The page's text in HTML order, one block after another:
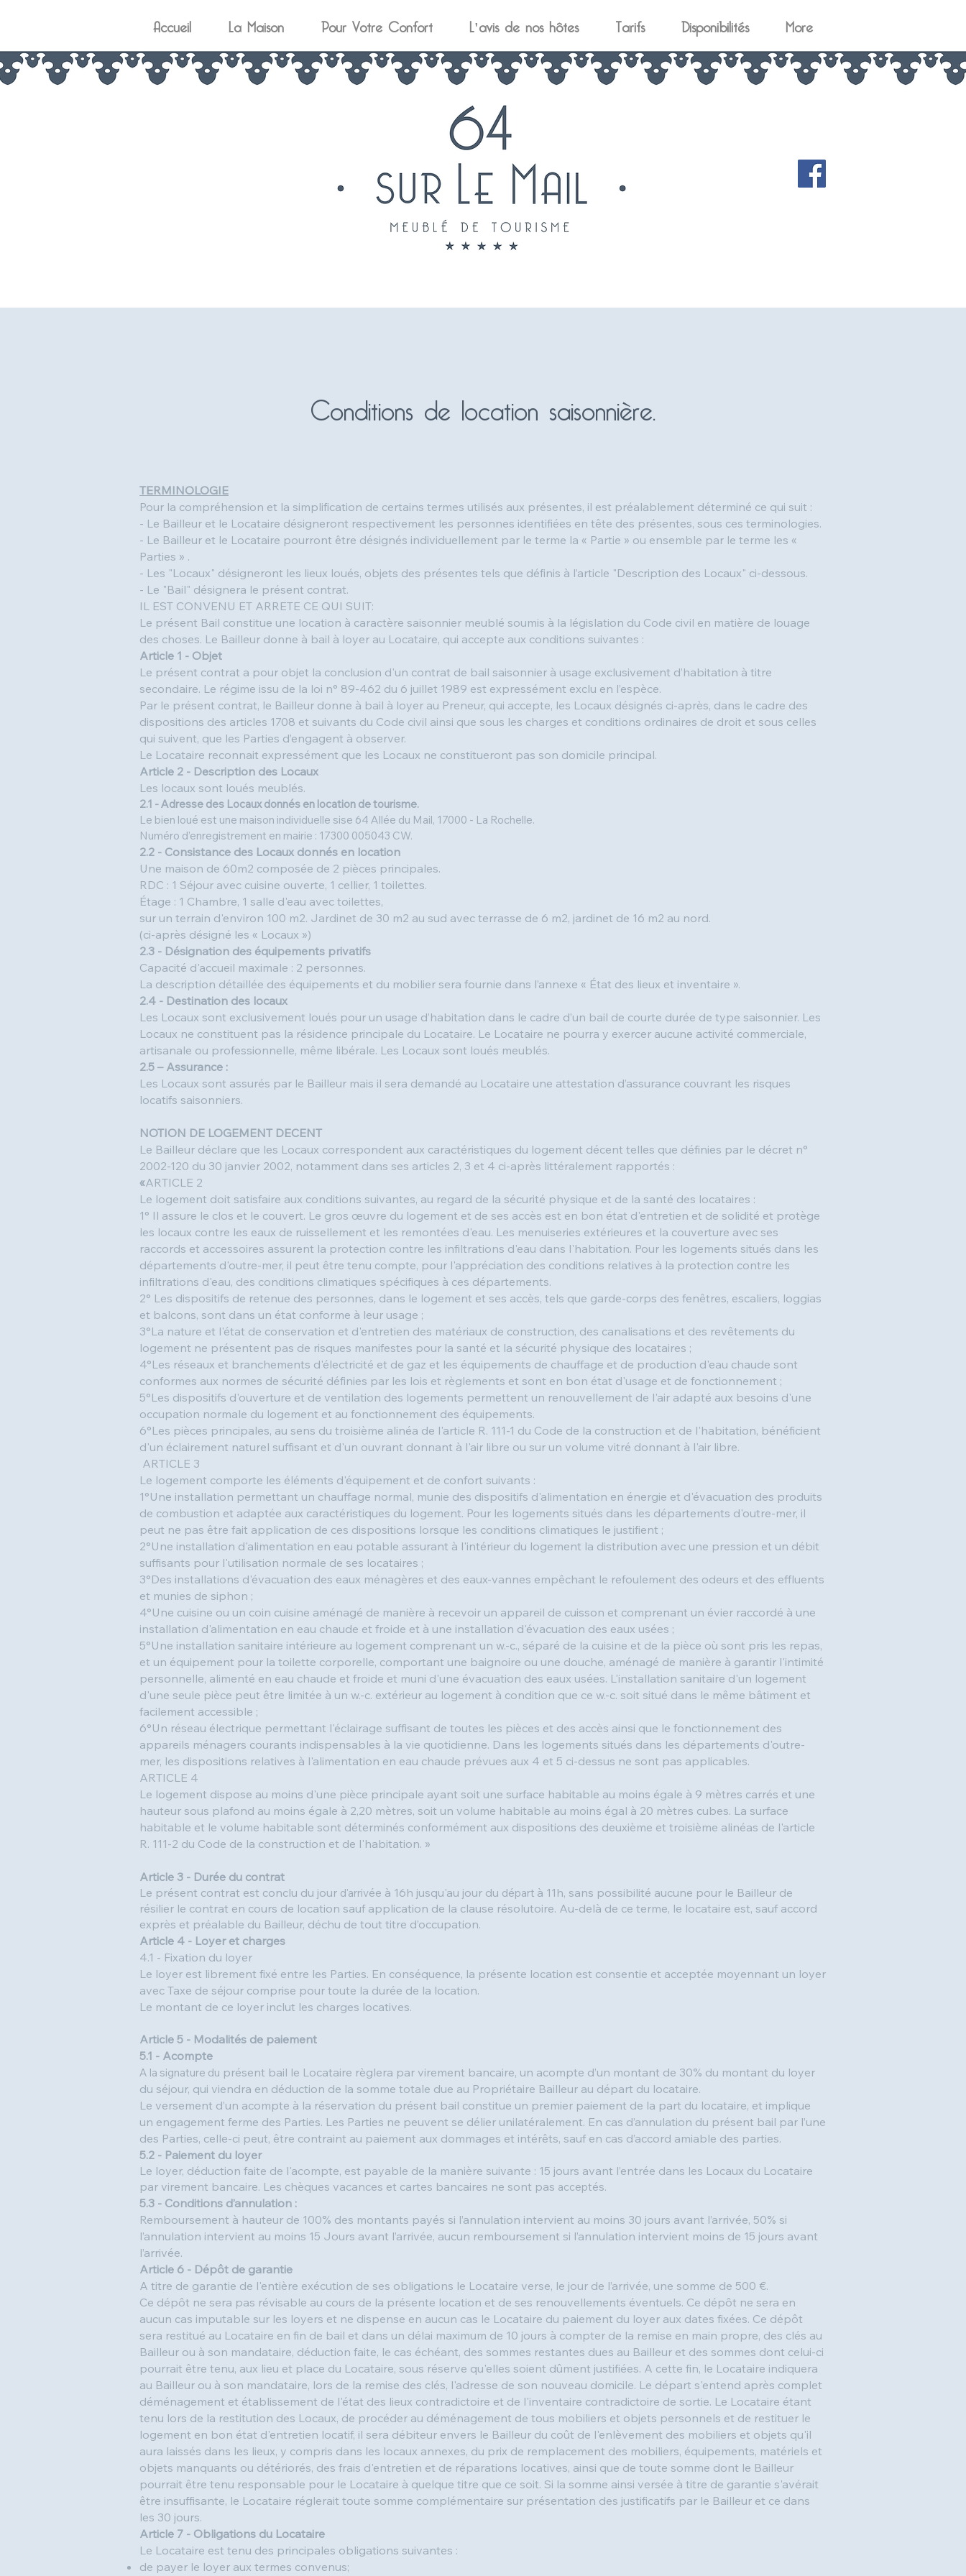
Accueil La Maison Pour Votre Confort L'avis de nos hôtes Tarifs Disponibilités More
64 Sur le Mail
Meublé de Tourisme, maison de vacances
Conditions de location saisonnière.
TERMINOLOGIE
Pour la compréhension et la simplification de certains termes utilisés aux présentes, il est préalablement déterminé ce qui suit :
- Le Bailleur et le Locataire désigneront respectivement les personnes identifiées en tête des présentes, sous ces terminologies.
- Le Bailleur et le Locataire pourront être désignés individuellement par le terme la « Partie » ou ensemble par le terme les «
Parties » .
- Les "Locaux" désigneront les lieux loués, objets des présentes tels que définis à l’article "Description des Locaux" ci-dessous.
- Le "Bail" désignera le présent contrat.
IL EST CONVENU ET ARRETE CE QUI SUIT:
Le présent Bail constitue une location à caractère saisonnier meublé soumis à la législation du Code civil en matière de louage
des choses. Le Bailleur donne à bail à loyer au Locataire, qui accepte aux conditions suivantes :
Article 1 - Objet
Le présent contrat a pour objet la conclusion d'un contrat de bail saisonnier à usage exclusivement d’habitation à titre
secondaire. Le régime issu de la loi n° 89-462 du 6 juillet 1989 est expressément exclu en l’espèce.
Par le présent contrat, le Bailleur donne à bail à loyer au Preneur, qui accepte, les Locaux désignés ci-après, dans le cadre des
dispositions des articles 1708 et suivants du Code civil ainsi que sous les charges et conditions ordinaires de droit et sous celles
qui suivent, que les Parties d’engagent à observer.
Le Locataire reconnait expressément que les Locaux ne constitueront pas son domicile principal.
Article 2 - Description des Locaux
Les locaux sont loués meublés.
2.1 - Adresse des Locaux donnés en location de tourisme.
Le bien loué est une maison individuelle sise 64 Allée du Mail, 17000 - La Rochelle.
Numéro d’enregistrement en mairie : 17300 005043 CW.
2.2 - Consistance des Locaux donnés en location
Une maison de 60m2 composée de 2 pièces principales.
RDC : 1 Séjour avec cuisine ouverte, 1 cellier, 1 toilettes.
Étage : 1 Chambre, 1 salle d'eau avec toilettes,
sur un terrain d'environ 100 m2. Jardinet de 30 m2 au sud avec terrasse de 6 m2, jardinet de 16 m2 au nord.
(ci-après désigné les « Locaux »)
2.3 - Désignation des équipements privatifs
Capacité d'accueil maximale : 2 personnes.
La description détaillée des équipements et du mobilier sera fournie dans l’annexe « État des lieux et inventaire ».
2.4 - Destination des locaux
Les Locaux sont exclusivement loués pour un usage d’habitation dans le cadre d’un bail de courte durée de type saisonnier. Les
Locaux ne constituent pas la résidence principale du Locataire. Le Locataire ne pourra y exercer aucune activité commerciale,
artisanale ou professionnelle, même libérale. Les Locaux sont loués meublés.
2.5 – Assurance :
Les Locaux sont assurés par le Bailleur mais il sera demandé au Locataire une attestation d’assurance couvrant les risques
locatifs saisonniers.
NOTION DE LOGEMENT DECENT
Le Bailleur déclare que les Locaux correspondent aux caractéristiques du logement décent telles que définies par le décret n°
2002-120 du 30 janvier 2002, notamment dans ses articles 2, 3 et 4 ci-après littéralement rapportés :
«ARTICLE 2
Le logement doit satisfaire aux conditions suivantes, au regard de la sécurité physique et de la santé des locataires :
1° Il assure le clos et le couvert. Le gros œuvre du logement et de ses accès est en bon état d'entretien et de solidité et protège
les locaux contre les eaux de ruissellement et les remontées d'eau. Les menuiseries extérieures et la couverture avec ses
raccords et accessoires assurent la protection contre les infiltrations d'eau dans l'habitation. Pour les logements situés dans les
départements d'outre-mer, il peut être tenu compte, pour l'appréciation des conditions relatives à la protection contre les
infiltrations d'eau, des conditions climatiques spécifiques à ces départements.
2° Les dispositifs de retenue des personnes, dans le logement et ses accès, tels que garde-corps des fenêtres, escaliers, loggias
et balcons, sont dans un état conforme à leur usage ;
3°La nature et l'état de conservation et d'entretien des matériaux de construction, des canalisations et des revêtements du
logement ne présentent pas de risques manifestes pour la santé et la sécurité physique des locataires ;
4°Les réseaux et branchements d'électricité et de gaz et les équipements de chauffage et de production d'eau chaude sont
conformes aux normes de sécurité définies par les lois et règlements et sont en bon état d'usage et de fonctionnement ;
5°Les dispositifs d'ouverture et de ventilation des logements permettent un renouvellement de l'air adapté aux besoins d'une
occupation normale du logement et au fonctionnement des équipements.
6°Les pièces principales, au sens du troisième alinéa de l'article R. 111-1 du Code de la construction et de l'habitation, bénéficient
d'un éclairement naturel suffisant et d'un ouvrant donnant à l'air libre ou sur un volume vitré donnant à l'air libre.
ARTICLE 3
Le logement comporte les éléments d'équipement et de confort suivants :
1°Une installation permettant un chauffage normal, munie des dispositifs d'alimentation en énergie et d'évacuation des produits
de combustion et adaptée aux caractéristiques du logement. Pour les logements situés dans les départements d'outre-mer, il
peut ne pas être fait application de ces dispositions lorsque les conditions climatiques le justifient ;
2°Une installation d'alimentation en eau potable assurant à l'intérieur du logement la distribution avec une pression et un débit
suffisants pour l'utilisation normale de ses locataires ;
3°Des installations d'évacuation des eaux ménagères et des eaux-vannes empêchant le refoulement des odeurs et des effluents
et munies de siphon ;
4°Une cuisine ou un coin cuisine aménagé de manière à recevoir un appareil de cuisson et comprenant un évier raccordé à une
installation d'alimentation en eau chaude et froide et à une installation d'évacuation des eaux usées ;
5°Une installation sanitaire intérieure au logement comprenant un w.-c., séparé de la cuisine et de la pièce où sont pris les repas,
et un équipement pour la toilette corporelle, comportant une baignoire ou une douche, aménagé de manière à garantir l'intimité
personnelle, alimenté en eau chaude et froide et muni d'une évacuation des eaux usées. L'installation sanitaire d'un logement
d'une seule pièce peut être limitée à un w.-c. extérieur au logement à condition que ce w.-c. soit situé dans le même bâtiment et
facilement accessible ;
6°Un réseau électrique permettant l'éclairage suffisant de toutes les pièces et des accès ainsi que le fonctionnement des
appareils ménagers courants indispensables à la vie quotidienne. Dans les logements situés dans les départements d'outre-
mer, les dispositions relatives à l'alimentation en eau chaude prévues aux 4 et 5 ci-dessus ne sont pas applicables.
ARTICLE 4
Le logement dispose au moins d'une pièce principale ayant soit une surface habitable au moins égale à 9 mètres carrés et une
hauteur sous plafond au moins égale à 2,20 mètres, soit un volume habitable au moins égal à 20 mètres cubes. La surface
habitable et le volume habitable sont déterminés conformément aux dispositions des deuxième et troisième alinéas de l'article
R. 111-2 du Code de la construction et de l'habitation. »
Article 3 - Durée du contrat
Le présent contrat est conclu du jour d'arrivée à 16h jusqu'au jour du départ à 11h, sans possibilité aucune pour le Bailleur de
résilier le contrat en cours de location sauf application de la clause résolutoire. Au-delà de ce terme, le locataire est, sauf accord
exprès et préalable du Bailleur, déchu de tout titre d’occupation.
Article 4 - Loyer et charges
4.1 - Fixation du loyer
Le loyer est librement fixé entre les Parties. En conséquence, la présente location est consentie et acceptée moyennant un loyer
avec Taxe de séjour comprise pour toute la durée de la location.
Le montant de ce loyer inclut les charges locatives.
Article 5 - Modalités de paiement
5.1 - Acompte
A la signature du présent bail le Locataire règlera par virement bancaire, un acompte d’un montant de 30% du montant du loyer
du séjour, qui viendra en déduction de la somme totale due au Propriétaire Bailleur au départ du locataire.
Le versement d’un acompte à la réservation du présent bail constitue un premier paiement de la part du locataire, et implique
un engagement ferme des Parties. Les Parties ne peuvent se délier unilatéralement. En cas d’annulation du présent bail par l’une
des Parties, celle-ci peut, être contraint au paiement aux dommages et intérêts, sauf en cas d’accord amiable des parties.
5.2 - Paiement du loyer
Le loyer, déduction faite de l'acompte, est payable de la manière suivante : 15 jours avant l’entrée dans les Locaux du Locataire
par virement bancaire. Les chèques vacances et cartes bancaires ne sont pas acceptés.
5.3 - Conditions d’annulation :
Remboursement à hauteur de 100% des montants payés si l’annulation intervient au moins 30 jours avant l’arrivée, 50% si
l’annulation intervient au moins 15 Jours avant l’arrivée, aucun remboursement si l’annulation intervient moins de 15 jours avant
l’arrivée.
Article 6 - Dépôt de garantie
A titre de garantie de l'entière exécution de ses obligations le Locataire verse, le jour de l’arrivée, une somme de 500 €.
Ce dépôt ne sera pas révisable au cours de la présente location et de ses renouvellements éventuels. Ce dépôt ne sera en
aucun cas imputable sur les loyers et ne dispense en aucun cas le Locataire du paiement du loyer aux dates fixées. Ce dépôt
sera restitué au Locataire en fin de bail et dans un délai maximum de 10 jours à compter de la remise en main propre, des clés au
Bailleur ou à son mandataire, déduction faite, le cas échéant, des sommes restantes dues au Bailleur et des sommes dont celui-ci
pourrait être tenu, aux lieu et place du Locataire, sous réserve qu'elles soient dûment justifiées. A cette fin, le Locataire indiquera
au Bailleur ou à son mandataire, lors de la remise des clés, l'adresse de son nouveau domicile. Le départ s'entend après complet
déménagement et établissement de l'état des lieux contradictoire et de l'inventaire contradictoire de sortie. Le Locataire étant
tenu lors de la restitution des Locaux, de procéder au déménagement de tous mobiliers et objets personnels et de restituer le
logement en bon état d'entretien locatif, il sera débiteur envers le Bailleur du coût de l'enlèvement des mobiliers et objets qu'il
aura laissés dans les lieux, y compris dans les locaux annexes, du prix de remplacement des mobiliers, équipements, matériels et
objets manquants ou détériorés, des frais d'entretien et de réparations locatives, ainsi que de toute somme dont le Bailleur
pourrait être tenu responsable pour le Locataire à quelque titre que ce soit. Si la somme ainsi versée à titre de garantie s'avérait
être insuffisante, le Locataire réglerait toute somme complémentaire sur présentation des justificatifs par le Bailleur et ce dans
les 30 jours.
Article 7 - Obligations du Locataire
Le Locataire est tenu des principales obligations suivantes :
de payer le loyer aux termes convenus;